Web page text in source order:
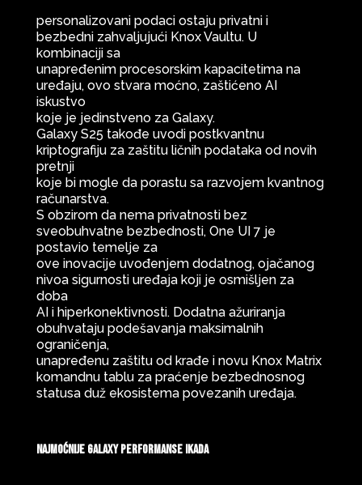
personalizovani podaci ostaju privatni i
bezbedni zahvaljujući Knox Vaultu. U
kombinaciji sa
unapređenim procesorskim kapacitetima na
uređaju, ovo stvara moćno, zaštićeno AI
iskustvo
koje je jedinstveno za Galaxy.
Galaxy S25 takođe uvodi postkvantnu
kriptografiju za zaštitu ličnih podataka od novih
pretnji
koje bi mogle da porastu sa razvojem kvantnog
računarstva.
S obzirom da nema privatnosti bez
sveobuhvatne bezbednosti, One UI 7 je
postavio temelje za
ove inovacije uvođenjem dodatnog, ojačanog
nivoa sigurnosti uređaja koji je osmišljen za
doba
AI i hiperkonektivnosti. Dodatna ažuriranja
obuhvataju podešavanja maksimalnih
ograničenja,
unapređenu zaštitu od krađe i novu Knox Matrix
komandnu tablu za praćenje bezbednosnog
statusa duž ekosistema povezanih uređaja.
Najmoćnije Galaxy performanse ikada